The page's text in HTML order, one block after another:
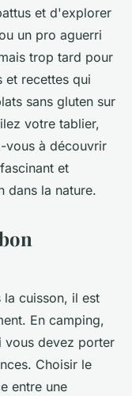
sans
de
et d'explorer
un pro aguerri
trop tard pour
et recettes qui
sans gluten sur
votre tablier,
vous à découvrir
et
dans la nature.
cuisson, il est
En camping,
vous devez porter
Choisir le
entre une